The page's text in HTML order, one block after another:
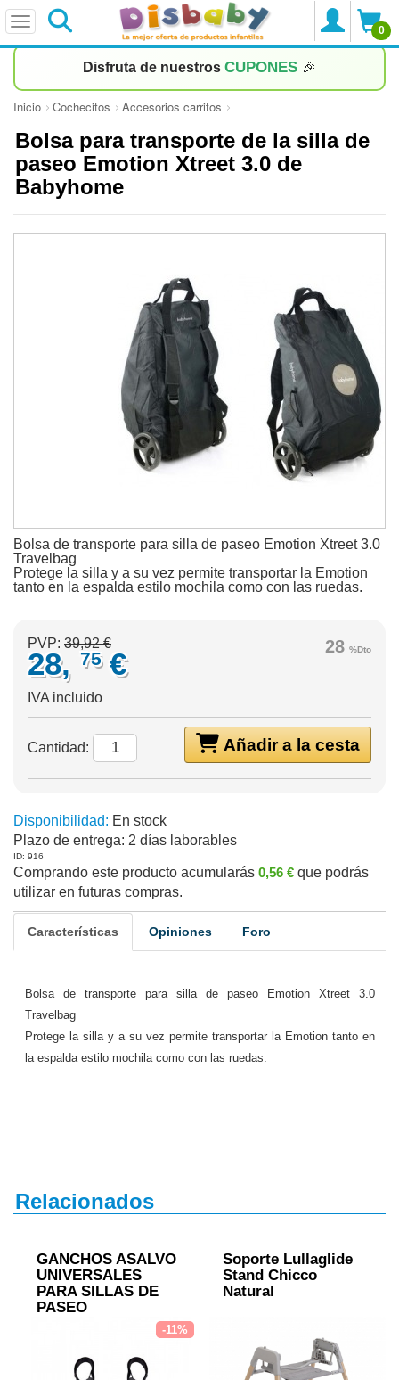
0
Disfruta de nuestros CUPONES 🎉
Inicio Cochecitos Accesorios carritos
Bolsa para transporte de la silla de
paseo Emotion Xtreet 3.0 de
Babyhome
Bolsa de transporte para silla de paseo Emotion Xtreet 3.0
Travelbag
Protege la silla y a su vez permite transportar la Emotion
tanto en la espalda estilo mochila como con las ruedas.
28 %Dto
PVP: 39,92 €
28, 75 €
IVA incluido
Añadir a la cesta
Cantidad:
Disponibilidad: En stock
Plazo de entrega: 2 días laborables
ID: 916
Comprando este producto acumularás 0,56 € que podrás
utilizar en futuras compras.
Características Opiniones Foro
Bolsa de transporte para silla de paseo Emotion Xtreet 3.0
Travelbag
Protege la silla y a su vez permite transportar la Emotion tanto en
la espalda estilo mochila como con las ruedas.
Relacionados
GANCHOS ASALVO
UNIVERSALES
PARA SILLAS DE
PASEO
-11%
Soporte Lullaglide
Stand Chicco
Natural